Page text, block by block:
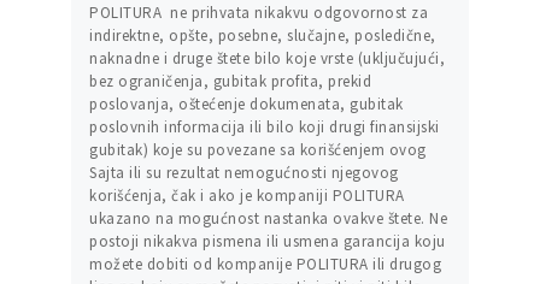
POLITURA ne prihvata nikakvu odgovornost za
indirektne, opšte, posebne, slučajne, posledične,
naknadne i druge štete bilo koje vrste (uključujući,
bez ograničenja, gubitak profita, prekid
poslovanja, oštećenje dokumenata, gubitak
poslovnih informacija ili bilo koji drugi finansijski
gubitak) koje su povezane sa korišćenjem ovog
Sajta ili su rezultat nemogućnosti njegovog
korišćenja, čak i ako je kompaniji POLITURA
ukazano na mogućnost nastanka ovakve štete. Ne
postoji nikakva pismena ili usmena garancija koju
možete dobiti od kompanije POLITURA ili drugog